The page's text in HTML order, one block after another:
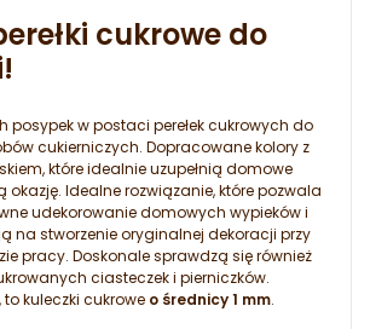
cukrowe do
posypek w postaci perełek cukrowych do
cukierniczych. Dopracowane kolory z
które idealnie uzupełnią domowe
okazję. Idealne rozwiązanie, które pozwala
udekorowanie domowych wypieków i
na stworzenie oryginalnej dekoracji przy
pracy. Doskonale sprawdzą się również
ciasteczek i pierniczków.
to kuleczki cukrowe o średnicy 1 mm.